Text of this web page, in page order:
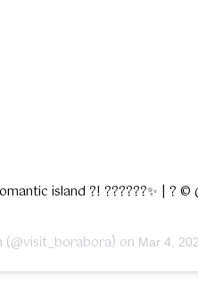
island ?! ??????✨ | ?
(@visit_borabora) on Mar 4,